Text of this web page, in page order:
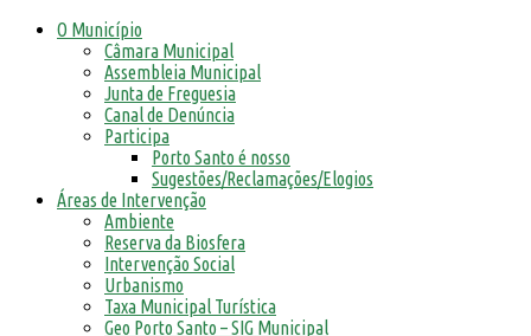
O Município
Câmara Municipal
Assembleia Municipal
Junta de Freguesia
Canal de Denúncia
Participa
Porto Santo é nosso
Sugestões/Reclamações/Elogios
Áreas de Intervenção
Ambiente
Reserva da Biosfera
Intervenção Social
Urbanismo
Taxa Municipal Turística
Geo Porto Santo – SIG Municipal